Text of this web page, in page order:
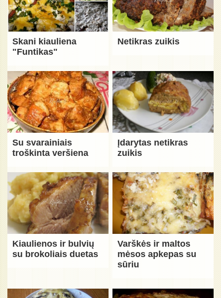
Skani kiauliena
"Funtikas"
Netikras zuikis
Su svarainiais
troškinta veršiena
Įdarytas netikras
zuikis
Kiaulienos ir bulvių
su brokoliais duetas
Varškės ir maltos
mėsos apkepas su
sūriu